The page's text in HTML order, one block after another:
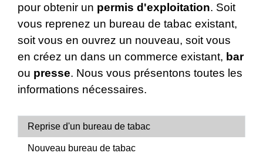
pour obtenir un permis d'exploitation. Soit
vous reprenez un bureau de tabac existant,
soit vous en ouvrez un nouveau, soit vous
en créez un dans un commerce existant, bar
ou presse. Nous vous présentons toutes les
informations nécessaires.
Reprise d'un bureau de tabac
Nouveau bureau de tabac